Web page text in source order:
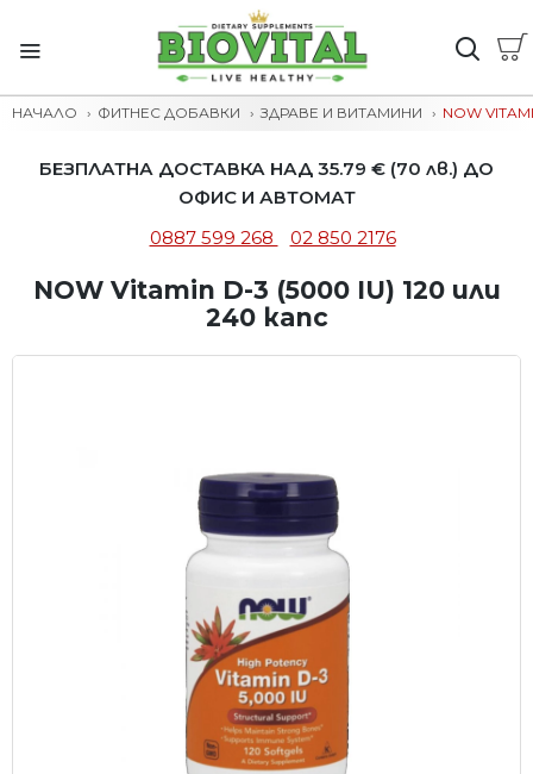
НАЧАЛО ФИТНЕС ДОБАВКИ ЗДРАВЕ И ВИТАМИНИ NOW
БЕЗПЛАТНА ДОСТАВКА НАД 35.79 € (70 лв.) ДО
ОФИС И АВТОМАТ
0887 599 268
02 850 2176
NOW Vitamin D-3 (5000 IU) 120 или
240 капс